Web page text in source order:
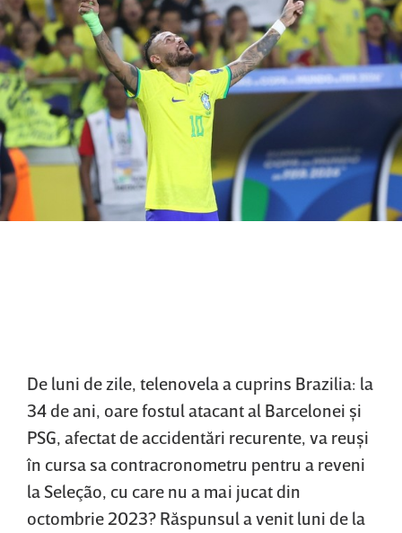
De luni de zile, telenovela a cuprins Brazilia: la
34 de ani, oare fostul atacant al Barcelonei şi
PSG, afectat de accidentări recurente, va reuşi
în cursa sa contracronometru pentru a reveni
la Seleção, cu care nu a mai jucat din
octombrie 2023? Răspunsul a venit luni de la